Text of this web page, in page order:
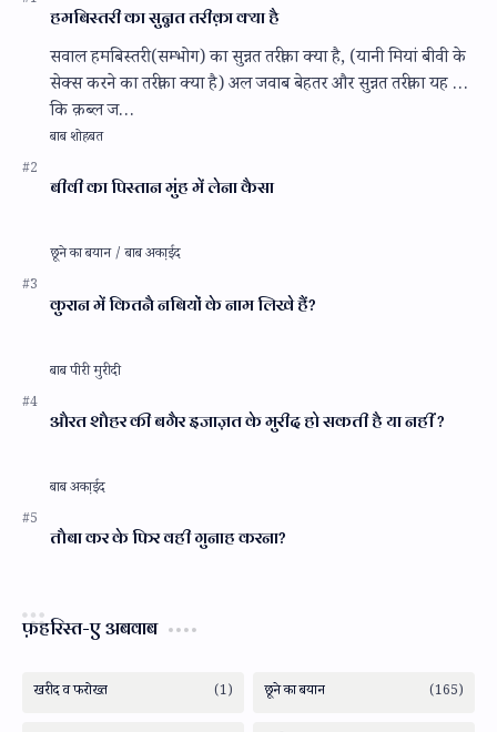
हमबिस्तरी का सुन्नत तरीक़ा क्या है
सवाल हमबिस्तरी (सम्भोग) का सुन्नत तरीक़ा क्या है, (यानी मियां बीवी के
सेक्स करने का तरीक़ा क्या है) अल जवाब बेहतर और सुन्नत तरीक़ा यह है
कि क़ब्ल ज…
बीवी का पिस्तान मुंह में लेना कैसा
कुरान में कितनै नबियों के नाम लिखे हैं?
औरत शौहर की बगैर इजाज़त के मुरीद हो सकती है या नहीं ?
तौबा कर के फिर वही गुनाह करना?
फ़हरिस्त-ए अबवाब